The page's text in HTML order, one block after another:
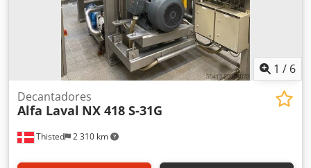
1 / 6
Thisted 2 310 km
Decantadores
Alfa Laval NX 418 S-31G